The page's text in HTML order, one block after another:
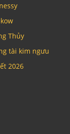
Thủy
tài kim ngưu
2026